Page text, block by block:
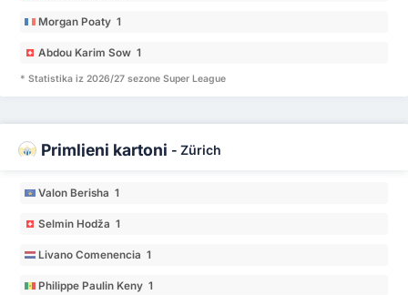
Morgan Poaty 1
Abdou Karim Sow 1
* Statistika iz 2026/27 sezone Super League
Primljeni kartoni - Zürich
Valon Berisha 1
Selmin Hodža 1
Livano Comenencia 1
Philippe Paulin Keny 1